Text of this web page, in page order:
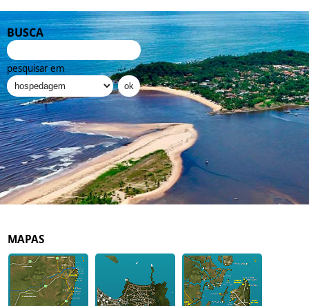
BUSCA
pesquisar em
MAPAS